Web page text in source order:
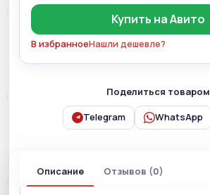
Купить на Авито
В избранноеНашли дешевле?
Поделиться товаром
Telegram WhatsApp
Описание Отзывов (0)